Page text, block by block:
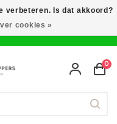
0
verbeteren. Is dat akkoord?
cookies »